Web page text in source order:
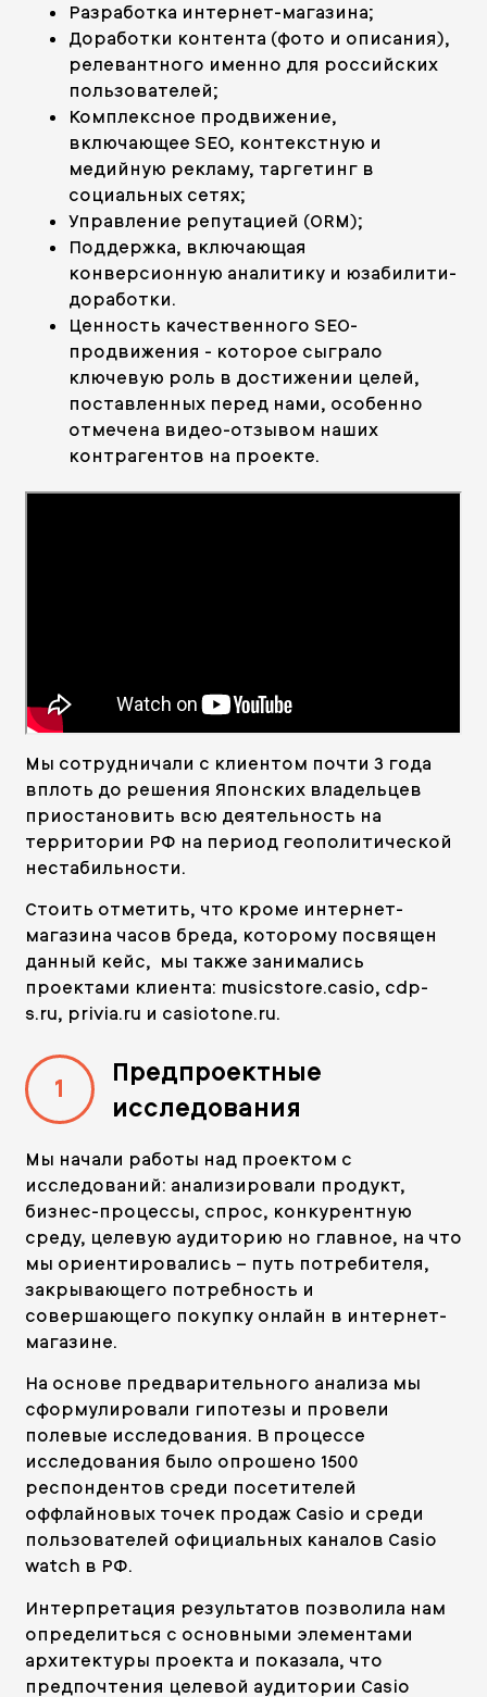
Разработка интернет-магазина;
Доработки контента (фото и описания),
релевантного именно для российских
пользователей;
Комплексное продвижение,
включающее SEO, контекстную и
медийную рекламу, таргетинг в
социальных сетях;
Управление репутацией (ORM);
Поддержка, включающая
конверсионную аналитику и юзабилити-
доработки.
Ценность качественного SEO-
продвижения - которое сыграло
ключевую роль в достижении целей,
поставленных перед нами, особенно
отмечена видео-отзывом наших
контрагентов на проекте.
Мы сотрудничали с клиентом почти 3 года
вплоть до решения Японских владельцев
приостановить всю деятельность на
территории РФ на период геополитической
нестабильности.
Стоить отметить, что кроме интернет-
магазина часов бреда, которому посвящен
данный кейс, мы также занимались
проектами клиента: musicstore.casio, cdp-
s.ru, privia.ru и casiotone.ru.
1
Предпроектные
исследования
Мы начали работы над проектом с
исследований: анализировали продукт,
бизнес-процессы, спрос, конкурентную
среду, целевую аудиторию но главное, на что
мы ориентировались – путь потребителя,
закрывающего потребность и
совершающего покупку онлайн в интернет-
магазине.
На основе предварительного анализа мы
сформулировали гипотезы и провели
полевые исследования. В процессе
исследования было опрошено 1500
респондентов среди посетителей
оффлайновых точек продаж Casio и среди
пользователей официальных каналов Casio
watch в РФ.
Интерпретация результатов позволила нам
определиться с основными элементами
архитектуры проекта и показала, что
предпочтения целевой аудитории Casio